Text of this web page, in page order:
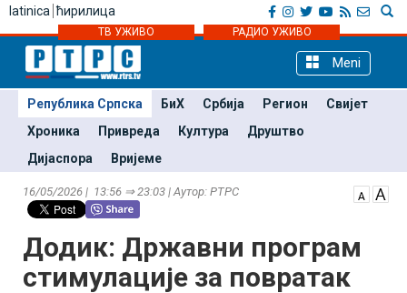
latinica ћирилица
ТВ УЖИВО РАДИО УЖИВО
Meni
Република Српска БиХ Србија Регион
Свијет
Хроника
Привреда Култура
Друштво
Дијаспора
Вријеме
16/05/2026 | 13:56 ⇒ 23:03 | Аутор: РТРС
Додик: Државни програм
стимулације за повратак